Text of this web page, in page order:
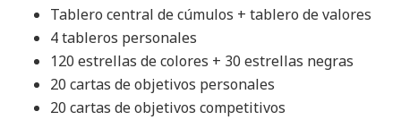
Tablero central de cúmulos + tablero de valores
4 tableros personales
120 estrellas de colores + 30 estrellas negras
20 cartas de objetivos personales
20 cartas de objetivos competitivos